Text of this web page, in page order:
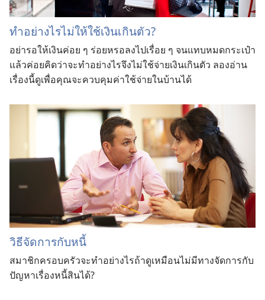
ทำ​อย่าง​ไร​ไม่​ให้​ใช้​เงิน​เกิน​ตัว?
อย่า​รอ​ให้​เงิน​ค่อย ๆ ร่อยหรอ​ลง​ไป​เรื่อย ๆ จน​แทบ​หมด​กระเป๋า​
แล้ว​ค่อย​คิด​ว่า​จะ​ทำ​อย่าง​ไร​จึง​ไม่​ใช้​จ่าย​เงิน​เกิน​ตัว ลอง​อ่าน​
เรื่อง​นี้​ดู​เพื่อ​คุณ​จะ​ควบคุม​ค่า​ใช้​จ่าย​ใน​บ้าน​ได้
วิธีจัดการกับหนี้
สมาชิกครอบครัวจะทำอย่างไรถ้าดูเหมือนไม่มีทางจัดการกับ
ปัญหาเรื่องหนี้สินได้?